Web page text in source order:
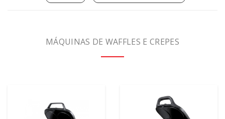
MÁQUINAS DE WAFFLES E CREPES